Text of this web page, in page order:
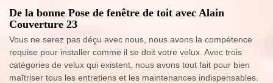
De la bonne Pose de fenêtre de toit avec Alain
Couverture 23
Vous ne serez pas déçu avec nous, nous avons la compétence
requise pour installer comme il se doit votre velux. Avec trois
catégories de velux qui existent, nous avons tout fait pour bien
maîtriser tous les entretiens et les maintenances indispensables.